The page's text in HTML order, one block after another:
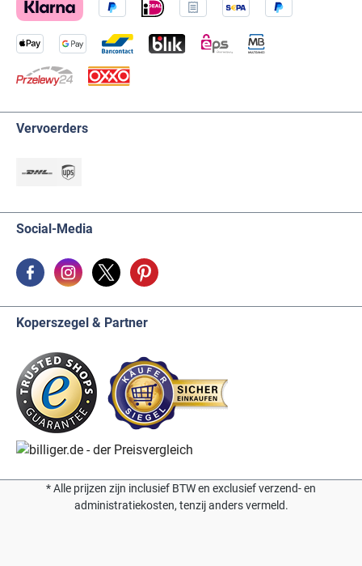
Vervoerders
Social-Media
Koperszegel & Partner
* Alle prijzen zijn inclusief BTW en exclusief verzend- en
administratiekosten, tenzij anders vermeld.